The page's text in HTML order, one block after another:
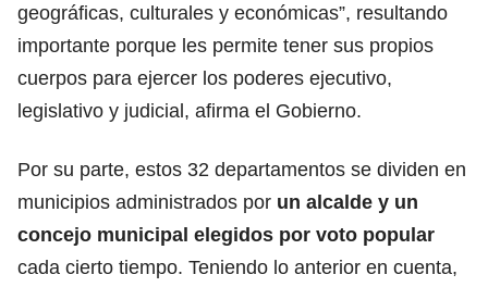
geográficas, culturales y económicas”, resultando
importante porque les permite tener sus propios
cuerpos para ejercer los poderes ejecutivo,
legislativo y judicial, afirma el Gobierno.
Por su parte, estos 32 departamentos se dividen en
municipios administrados por un alcalde y un
concejo municipal elegidos por voto popular
cada cierto tiempo. Teniendo lo anterior en cuenta,